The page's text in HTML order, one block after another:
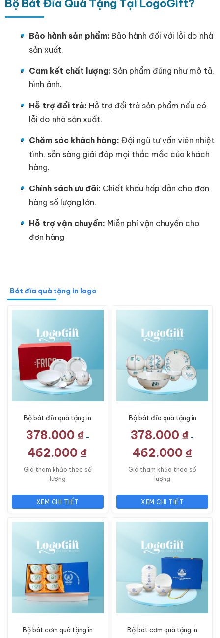
Bộ Bát Đĩa Quà Tặng Tại LogoGift?
Bảo hành sản phẩm: Bảo hành đối với lỗi do nhà
sản xuất.
Cam kết chất lượng: Sản phẩm đúng như mô tả,
hình ảnh.
Hỗ trợ đổi trả: Hỗ trợ đổi trả sản phẩm nếu có
lỗi do nhà sản xuất.
Chăm sóc khách hàng: Đội ngũ tư vấn viên nhiệt
tình, sẵn sàng giải đáp mọi thắc mắc của khách
hàng.
Chính sách ưu đãi: Chiết khấu hấp dẫn cho đơn
hàng số lượng lớn.
Hỗ trợ vận chuyển: Miễn phí vận chuyển cho
đơn hàng
Bát đĩa quà tặng in logo
Bộ bát đĩa quà tặng in
LG-BD03
378.000 ₫ -
462.000 ₫
Giá tham khảo theo số
lượng
XEM CHI TIẾT
Bộ bát đĩa quà tặng in
hoa sen xanh vẽ tay
378.000 ₫ -
462.000 ₫
Giá tham khảo theo số
lượng
XEM CHI TIẾT
Bộ bát cơm quà tặng in
Bộ bát cơm quà tặng in